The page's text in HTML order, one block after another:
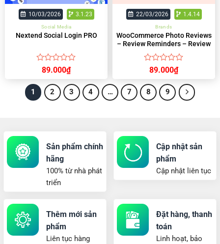
10/03/2026 3.1.23
Social Media
Nextend Social Login PRO
Được
hạng
5
89.000₫
22/03/2026 1.4.14
Brands
WooCommerce Photo Reviews
– Review Reminders – Review
for Discounts
Được
hạng
0
5
89.000₫
1 2 3 4 … 7 8 9
Sản phẩm chính
hãng
100% từ nhà phát
triển
Cập nhật sản
phẩm
Cập nhật liên tục
Thêm mới sản
phẩm
Liên tục hàng
Đặt hàng, thanh
toán
Linh hoạt, bảo